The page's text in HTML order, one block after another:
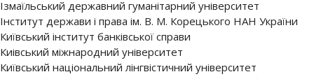
Ізмаїльський державний гуманітарний університет
Інститут держави і права ім. В. М. Корецького НАН України
Київський інститут банківської справи
Киівський міжнародний університет
Київський національний лінгвістичний університет